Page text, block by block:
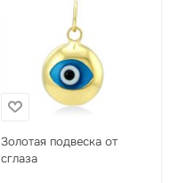
Золотая подвеска от
сглаза